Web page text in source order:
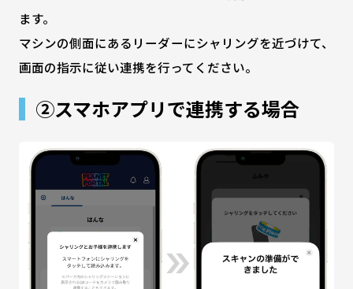
ます。
マシンの側面にあるリーダーにシャリングを近づけて、
画面の指示に従い連携を行ってください。
②スマホアプリで連携する場合